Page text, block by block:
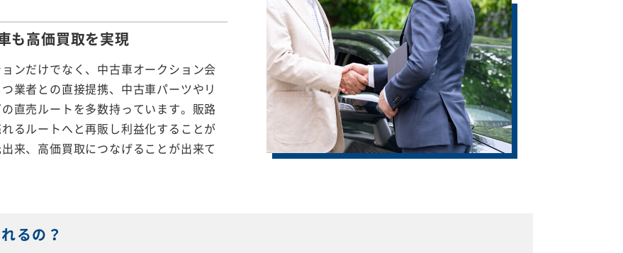
も高価買取を実現
ンだけでなく、中古車オークション会
業者との直接提携、中古車パーツやリ
直売ルートを多数持っています。販路
るルートへと再販し利益化することが
来、高価買取につなげることが出来て
るの？